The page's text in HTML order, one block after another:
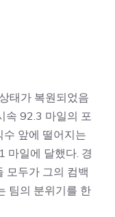
태가 복원되었음
속 92.3 마일의 포
앞에 떨어지는
마일에 달했다. 경
모두가 그의 컴백
팀의 분위기를 한